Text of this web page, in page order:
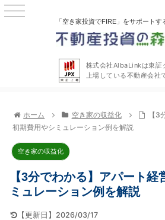
「空き家投資でFIRE」をサポートす
株式会社AlbaLinkは東証
上場している不動産会社
ホーム 空き家の収益化
【3
初期費用やシミュレーション例を解説
空き家の収益化
【3分でわかる】アパート
ミュレーション例を解説
【更新日】2026/03/17